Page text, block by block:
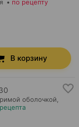
• по рецепту
В корзину
оболочкой,